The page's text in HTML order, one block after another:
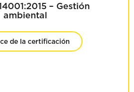
– Gestión
ambiental
de la certificación